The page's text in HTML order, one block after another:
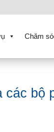
Chăm
các bộ